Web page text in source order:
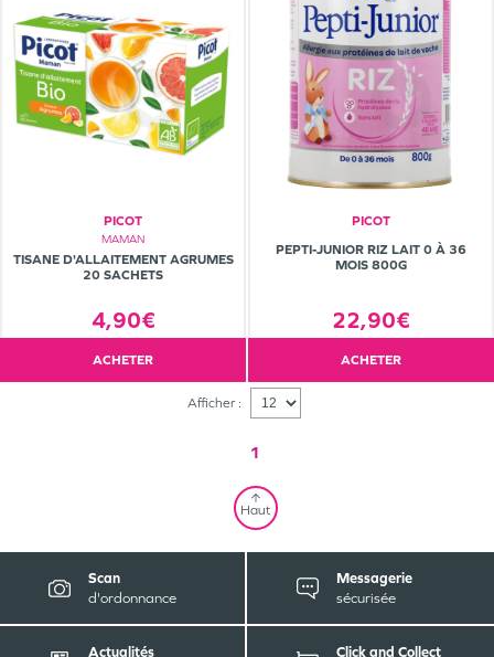
PICOT
MAMAN
TISANE D'ALLAITEMENT AGRUMES
20 SACHETS
4,90€
ACHETER
PICOT
PEPTI-JUNIOR RIZ LAIT 0 À 36
MOIS 800G
22,90€
ACHETER
Afficher :
1
Haut
Scan
d'ordonnance
Messagerie
sécurisée
Actualités
Click and Collect